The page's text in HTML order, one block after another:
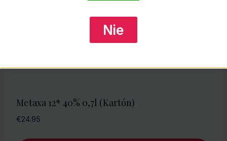
Metaxa 12* 40% 0,7l (kartón)
€24.95
Nie